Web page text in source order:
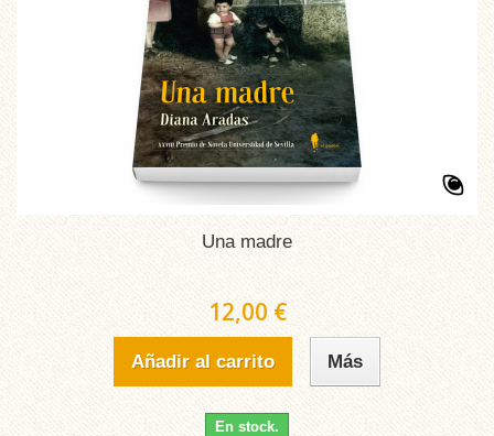
Una madre
12,00 €
Añadir al carrito Más
En stock.